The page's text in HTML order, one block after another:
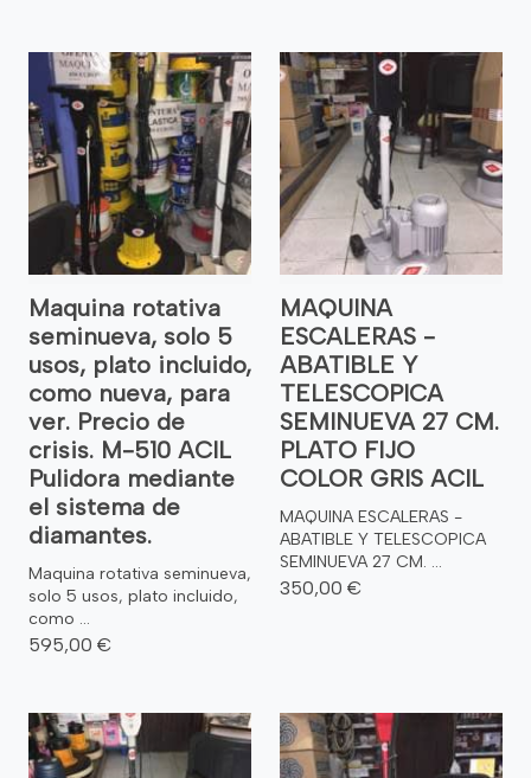
Maquina rotativa
seminueva, solo 5
usos, plato incluido,
como nueva, para
ver. Precio de
crisis. M-510 ACIL
Pulidora mediante
el sistema de
diamantes.
Maquina rotativa seminueva,
solo 5 usos, plato incluido,
como ...
595,00 €
MAQUINA
ESCALERAS -
ABATIBLE Y
TELESCOPICA
SEMINUEVA 27 CM.
PLATO FIJO
COLOR GRIS ACIL
MAQUINA ESCALERAS -
ABATIBLE Y TELESCOPICA
SEMINUEVA 27 CM. ...
350,00 €